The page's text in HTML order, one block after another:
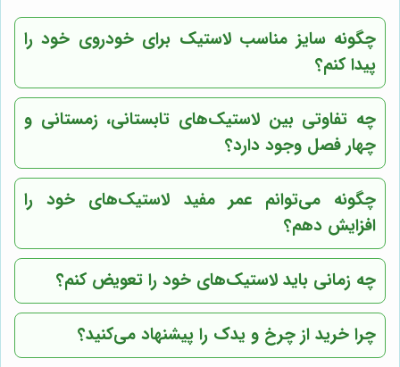
چگونه سایز مناسب لاستیک برای خودروی خود را
پیدا کنم؟
چه تفاوتی بین لاستیک‌های تابستانی، زمستانی و
چهار فصل وجود دارد؟
چگونه می‌توانم عمر مفید لاستیک‌های خود را
افزایش دهم؟
چه زمانی باید لاستیک‌های خود را تعویض کنم؟
چرا خرید از چرخ و یدک را پیشنهاد می‌کنید؟